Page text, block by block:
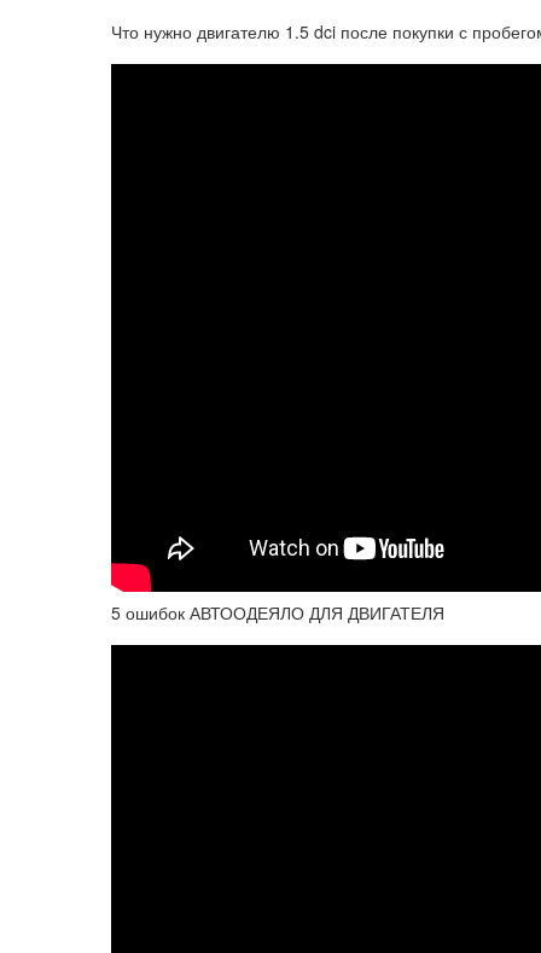
Что нужно двигателю 1.5 dci после покупки с
5 ошибок АВТООДЕЯЛО ДЛЯ ДВИГАТЕЛЯ